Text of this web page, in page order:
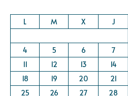
L M X J
4
5 6 7
11
12 13 14
18
19 20 21
25
26 27 28